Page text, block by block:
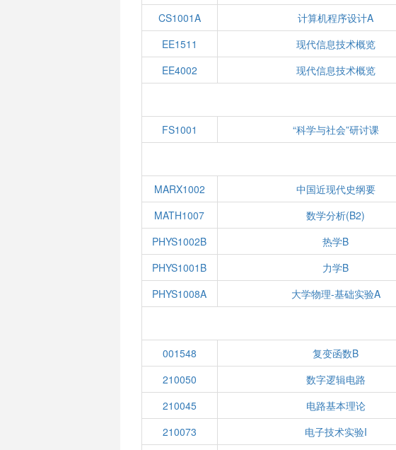
CS1001A
计算机程序设计A
EE1511
现代信息技术概览
EE4002
现代信息技术概览
FS1001 “科学与社会”研讨课
MARX1002 中国近现代史纲要
MATH1007
数学分析(B2)
PHYS1002B
热学B
PHYS1001B
力学B
PHYS1008A
大学物理-基础实验A
001548 复变函数B
210050
数字逻辑电路
210045
电路基本理论
210073
电子技术实验I